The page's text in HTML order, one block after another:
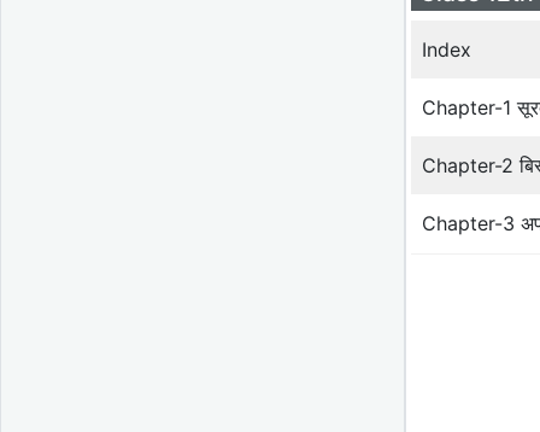
Index
Chapter-1
Chapter-2
Chapter-3